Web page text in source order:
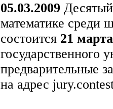
05.03.2009
математике среди
состоится 21 марта
государственного
предварительные
на адрес